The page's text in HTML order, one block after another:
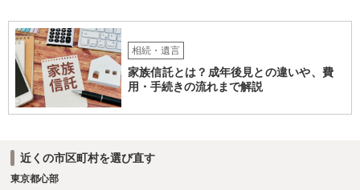
相続・遺言
家族信託とは？成年後見との違いや、費
用・手続きの流れまで解説
近くの市区町村を選び直す
東京都心部